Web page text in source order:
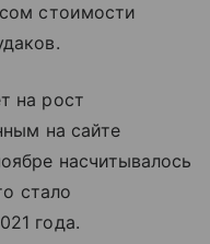
стоимости
на рост
на сайте
насчитывалось
стало
года.